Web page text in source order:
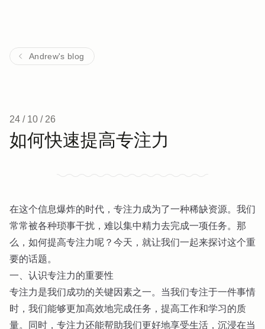
Andrew's blog
24 / 10 / 26
如何快速提高专注力
在这个信息爆炸的时代，专注力成为了一种稀缺资源。我们
常常被各种琐事干扰，难以集中精力去完成一项任务。那
么，如何提高专注力呢？今天，就让我们一起来探讨这个重
要的话题。
一、认识专注力的重要性
专注力是我们成功的关键因素之一。当我们专注于一件事情
时，我们能够更加高效地完成任务，提高工作和学习的质
量。同时，专注力还能帮助我们更好地享受生活，沉浸在当